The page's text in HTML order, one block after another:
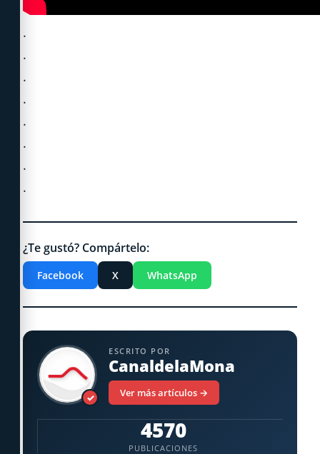
.
.
.
.
.
.
.
.
¿Te gustó? Compártelo:
Facebook X WhatsApp
✓
ESCRITO POR
CanaldelaMona
Ver más artículos →
4570
PUBLICACIONES